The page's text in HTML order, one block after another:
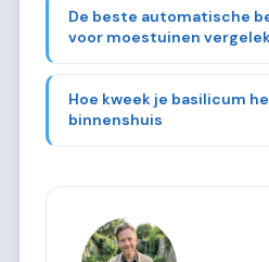
De beste automatische
voor moestuinen
Hoe kweek je basilicum
binnenshuis